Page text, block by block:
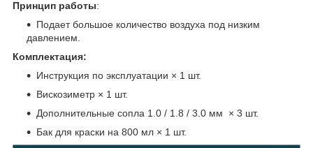
Принцип работы:
Подает большое количество воздуха под низким
давлением.
Комплектация:
Инструкция по эксплуатации × 1 шт.
Вискозиметр × 1 шт.
Дополнительные сопла 1.0 / 1.8 / 3.0 мм × 3 шт.
Бак для краски на 800 мл × 1 шт.